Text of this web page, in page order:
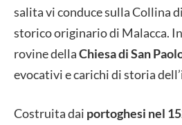
salita vi conduce sulla Collina
storico originario di Malacca.
rovine dellaChiesa di San
evocativi e carichi di storia
Costruita dai portoghesi nel